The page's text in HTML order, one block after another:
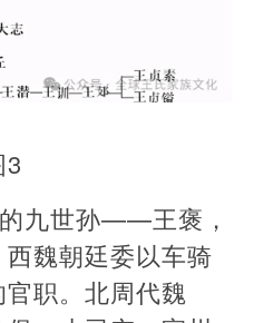
九世孙——王褒，
魏朝廷委以车骑
职。北周代魏